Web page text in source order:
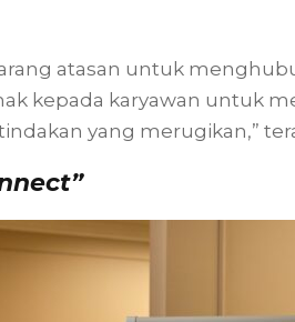
atasan untuk
kepada karyawan untuk
yang merugikan,”